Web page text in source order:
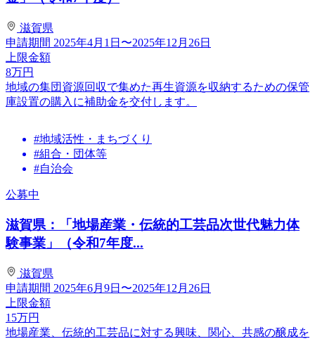
滋賀県
申請期間 2025年4月1日〜2025年12月26日
上限金額
8万円
地域の集団資源回収で集めた再生資源を収納するための保管
庫設置の購入に補助金を交付します。
#地域活性・まちづくり
#組合・団体等
#自治会
公募中
滋賀県：「地場産業・伝統的工芸品次世代魅力体
験事業」（令和7年度...
滋賀県
申請期間 2025年6月9日〜2025年12月26日
上限金額
15万円
地場産業、伝統的工芸品に対する興味、関心、共感の醸成を